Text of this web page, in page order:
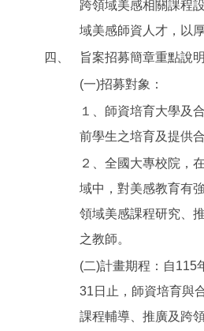
跨領域美感相關課程
域美感師資人才，以
四、
旨案招募簡章重點說
(一)招募對象：
１、師資培育大學及
前學生之培育及提供
２、全國大專校院，
域中，對美感教育有
領域美感課程研究、
之教師。
(二)計畫期程：自115
31日止，師資培育與
課程輔導、推廣及跨